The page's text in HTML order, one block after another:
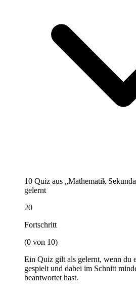
10 Quiz aus „Mathematik
gelernt
20
Fortschritt
(0 von 10)
Ein Quiz gilt als gelernt, wenn du
gespielt und dabei im Schnitt
beantwortet hast.